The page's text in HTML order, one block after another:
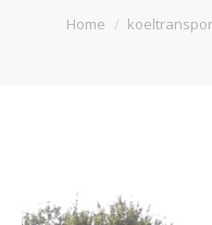
Je bent hier:
Home